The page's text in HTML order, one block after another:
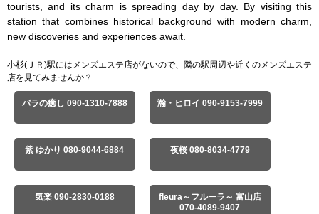
tourists, and its charm is spreading day by day. By visiting this
station that combines historical background with modern charm,
new discoveries and experiences await.
小杉(ＪＲ)駅にはメンズエステ店がないので、隣の駅周辺や近くのメンズエステ
店を見てみませんか？
バラの癒し 090-1310-7888 瀚・ヒロイ 090-9153-7999
紫 ゆかり 080-9044-6884 夜桜 080-8034-4779
気楽 090-2830-0188
fleura～フルーラ～ 富山店
070-4089-9407